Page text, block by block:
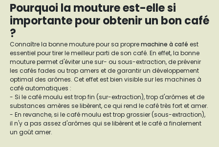
Pourquoi la mouture est-elle si
importante pour obtenir un bon café
?
Connaître la bonne mouture pour sa propremachine à café est
essentiel pour tirer le meilleur parti de son café. En effet, la bonne
mouture permet d'éviter une sur- ou sous-extraction, de prévenir
les cafés fades ou trop amers et de garantir un développement
optimal des arômes. Cet effet est bien visible sur les machines à
café automatiques :
- Si le café moulu est trop fin (sur-extraction), trop d'arômes et de
substances amères se libèrent, ce qui rend le café très fort et amer.
- En revanche, si le café moulu est trop grossier (sous-extraction),
il n'y a pas assez d'arômes qui se libèrent et le café a finalement
un goût amer.